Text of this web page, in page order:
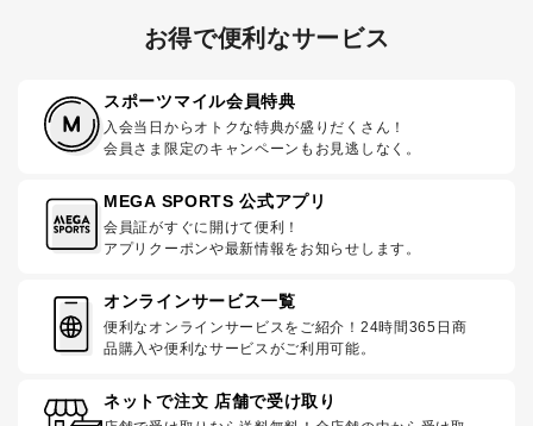
お得で便利なサービス
スポーツマイル会員特典
入会当日からオトクな特典が盛りだくさん！
会員さま限定のキャンペーンもお見逃しなく。
MEGA SPORTS 公式アプリ
会員証がすぐに開けて便利！
アプリクーポンや最新情報をお知らせします。
オンラインサービス一覧
便利なオンラインサービスをご紹介！24時間365日商
品購入や便利なサービスがご利用可能。
ネットで注文 店舗で受け取り